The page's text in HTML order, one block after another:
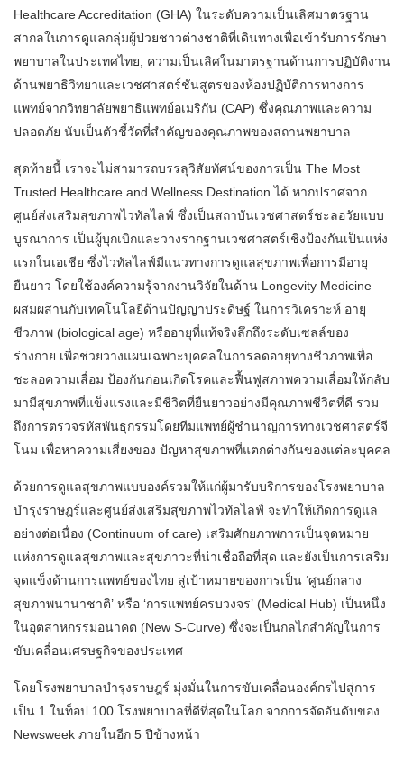
Healthcare Accreditation (GHA) ในระดับความเป็นเลิศมาตรฐาน
สากลในการดูแลกลุ่มผู้ป่วยชาวต่างชาติที่เดินทางเพื่อเข้ารับการรักษา
พยาบาลในประเทศไทย, ความเป็นเลิศในมาตรฐานด้านการปฏิบัติงาน
ด้านพยาธิวิทยาและเวชศาสตร์ชันสูตรของห้องปฏิบัติการทางการ
แพทย์จากวิทยาลัยพยาธิแพทย์อเมริกัน (CAP) ซึ่งคุณภาพและความ
ปลอดภัย นับเป็นตัวชี้วัดที่สำคัญของคุณภาพของสถานพยาบาล
สุดท้ายนี้ เราจะไม่สามารถบรรลุวิสัยทัศน์ของการเป็น The Most
Trusted Healthcare and Wellness Destination ได้ หากปราศจาก
ศูนย์ส่งเสริมสุขภาพไวทัลไลฟ์ ซึ่งเป็นสถาบันเวชศาสตร์ชะลอวัยแบบ
บูรณาการ เป็นผู้บุกเบิกและวางรากฐานเวชศาสตร์เชิงป้องกันเป็นแห่ง
แรกในเอเชีย ซึ่งไวทัลไลฟ์มีแนวทางการดูแลสุขภาพเพื่อการมีอายุ
ยืนยาว โดยใช้องค์ความรู้จากงานวิจัยในด้าน Longevity Medicine
ผสมผสานกับเทคโนโลยีด้านปัญญาประดิษฐ์ ในการวิเคราะห์ อายุ
ชีวภาพ (biological age) หรืออายุที่แท้จริงลึกถึงระดับเซลล์ของ
ร่างกาย เพื่อช่วยวางแผนเฉพาะบุคคลในการลดอายุทางชีวภาพเพื่อ
ชะลอความเสื่อม ป้องกันก่อนเกิดโรคและฟื้นฟูสภาพความเสื่อมให้กลับ
มามีสุขภาพที่แข็งแรงและมีชีวิตที่ยืนยาวอย่างมีคุณภาพชีวิตที่ดี รวม
ถึงการตรวจรหัสพันธุกรรมโดยทีมแพทย์ผู้ชำนาญการทางเวชศาสตร์จี
โนม เพื่อหาความเสี่ยงของ ปัญหาสุขภาพที่แตกต่างกันของแต่ละบุคคล
ด้วยการดูแลสุขภาพแบบองค์รวมให้แก่ผู้มารับบริการของโรงพยาบาล
บำรุงราษฎร์และศูนย์ส่งเสริมสุขภาพไวทัลไลฟ์ จะทำให้เกิดการดูแล
อย่างต่อเนื่อง (Continuum of care) เสริมศักยภาพการเป็นจุดหมาย
แห่งการดูแลสุขภาพและสุขภาวะที่น่าเชื่อถือที่สุด และยังเป็นการเสริม
จุดแข็งด้านการแพทย์ของไทย สู่เป้าหมายของการเป็น ‘ศูนย์กลาง
สุขภาพนานาชาติ’ หรือ ‘การแพทย์ครบวงจร’ (Medical Hub) เป็นหนึ่ง
ในอุตสาหกรรมอนาคต (New S-Curve) ซึ่งจะเป็นกลไกสำคัญในการ
ขับเคลื่อนเศรษฐกิจของประเทศ
โดยโรงพยาบาลบำรุงราษฎร์ มุ่งมั่นในการขับเคลื่อนองค์กรไปสู่การ
เป็น 1 ในท็อป 100 โรงพยาบาลที่ดีที่สุดในโลก จากการจัดอันดับของ
Newsweek ภายในอีก 5 ปีข้างหน้า